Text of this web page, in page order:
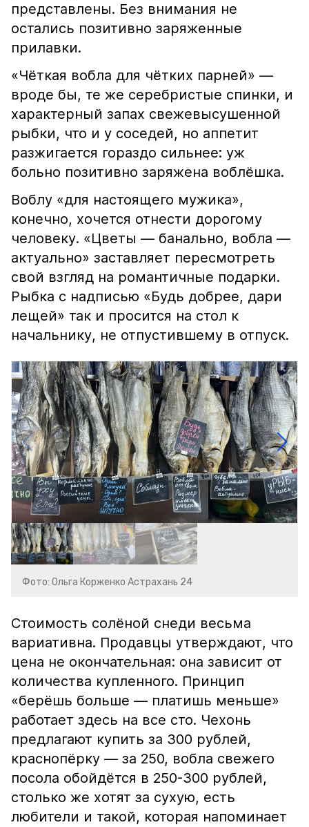
представлены. Без внимания не
остались позитивно заряженные
прилавки.
«Чёткая вобла для чётких парней» —
вроде бы, те же серебристые спинки, и
характерный запах свежевысушенной
рыбки, что и у соседей, но аппетит
разжигается гораздо сильнее: уж
больно позитивно заряжена воблёшка.
Воблу «для настоящего мужика»,
конечно, хочется отнести дорогому
человеку. «Цветы — банально, вобла —
актуально» заставляет пересмотреть
свой взгляд на романтичные подарки.
Рыбка с надписью «Будь добрее, дари
лещей» так и просится на стол к
начальнику, не отпустившему в отпуск.
Фото: Ольга Корженко Астрахань 24
Стоимость солёной снеди весьма
вариативна. Продавцы утверждают, что
цена не окончательная: она зависит от
количества купленного. Принцип
«берёшь больше — платишь меньше»
работает здесь на все сто. Чехонь
предлагают купить за 300 рублей,
краснопёрку — за 250, вобла свежего
посола обойдётся в 250-300 рублей,
столько же хотят за сухую, есть
любители и такой, которая напоминает